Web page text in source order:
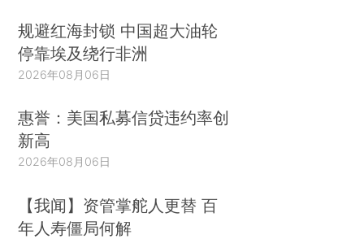
规避红海封锁 中国超大油轮
停靠埃及绕行非洲
2026年08月06日
惠誉：美国私募信贷违约率创
新高
2026年08月06日
【我闻】资管掌舵人更替 百
年人寿僵局何解